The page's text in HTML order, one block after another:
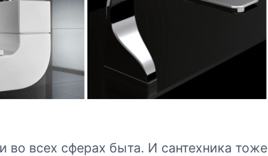
во всех сферах быта. И сантехника тоже